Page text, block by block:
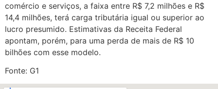
comércio e serviços, a faixa entre R$ 7,2 milhões e R$
14,4 milhões, terá carga tributária igual ou superior ao
lucro presumido. Estimativas da Receita Federal
apontam, porém, para uma perda de mais de R$ 10
bilhões com esse modelo.
Fonte: G1